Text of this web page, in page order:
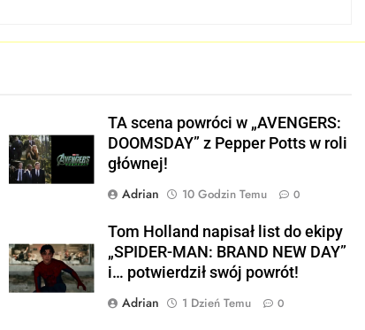
TA scena powróci w „AVENGERS:
DOOMSDAY” z Pepper Potts w roli
głównej!
Adrian
10 Godzin Temu 0
Tom Holland napisał list do ekipy
„SPIDER-MAN: BRAND NEW DAY”
i… potwierdził swój powrót!
Adrian
1 Dzień Temu 0